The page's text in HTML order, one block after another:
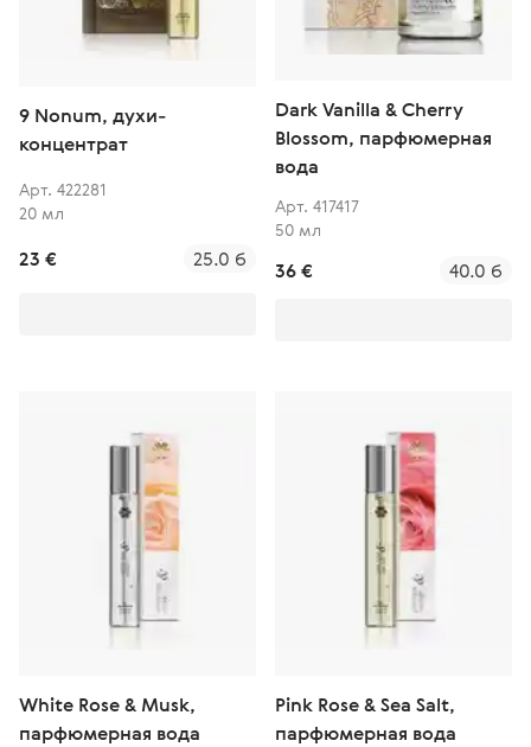
9 Nonum, духи-
концентрат
Арт. 422281
20 мл
23 € 25.0 б
Dark Vanilla & Cherry
Blossom, парфюмерная
вода
Арт. 417417
50 мл
36 € 40.0 б
White Rose & Musk,
парфюмерная вода
Pink Rose & Sea Salt,
парфюмерная вода